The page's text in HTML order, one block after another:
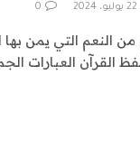
22 يوليو، 2024 0
النعم التي يمن بها
القرآن العبارات